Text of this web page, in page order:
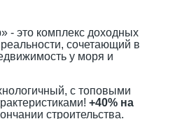
- это комплекс доходных
сочетающий в
у моря и
с топовыми
+40% на
строительства.